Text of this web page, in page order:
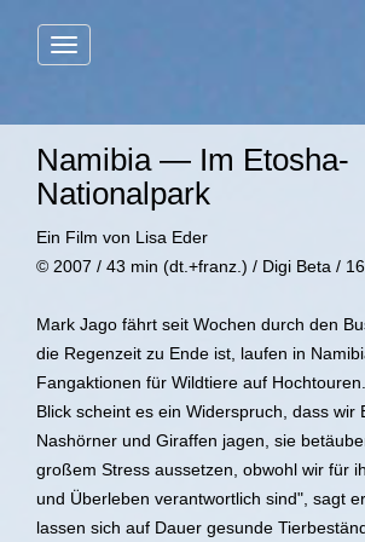
Menü
Namibia — Im Etosha-
Nationalpark
Ein Film von Lisa Eder
© 2007 / 43 min (dt.+franz.) / Digi Beta /
Mark Jago fährt seit Wochen durch den
die Regenzeit zu Ende ist, laufen in
Fangaktionen für Wildtiere auf
Blick scheint es ein Widerspruch, dass wir
Nashörner und Giraffen jagen, sie
großem Stress aussetzen, obwohl wir für
und Überleben verantwortlich sind", sagt
lassen sich auf Dauer gesunde